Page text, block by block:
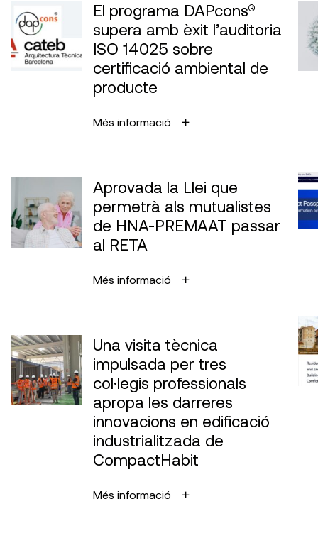
El programa DAPcons®
supera amb èxit l’auditoria
ISO 14025 sobre
certificació ambiental de
producte
Més informació
Aprovada la Llei que
permetrà als mutualistes
de HNA-PREMAAT passar
al RETA
Més informació
Una visita tècnica
impulsada per tres
col·legis professionals
apropa les darreres
innovacions en edificació
industrialitzada de
CompactHabit
Més informació